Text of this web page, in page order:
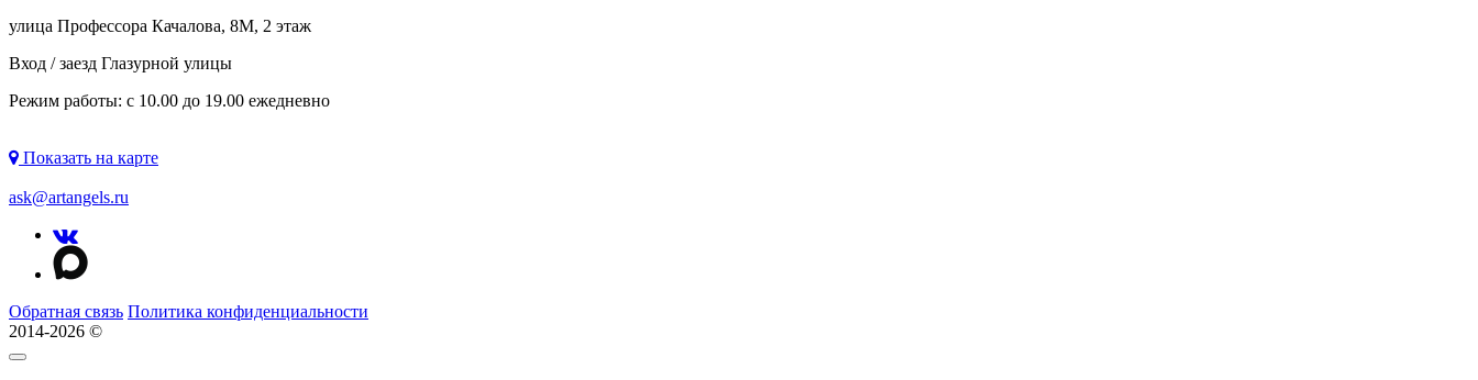
улица Профессора Качалова, 8М, 2 этаж
Вход / заезд Глазурной улицы
Режим работы: с 10.00 до 19.00 ежедневно
Показать на карте
ask@artangels.ru
Обратная связь Политика конфиденциальности
2014-2026 ©